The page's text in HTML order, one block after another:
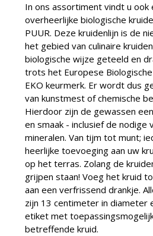
In ons assortiment vindt u ook
overheerlijke biologische
PUUR. Deze kruidenlijn is de
het gebied van culinaire
biologische wijze geteeld en
trots het Europese
EKO keurmerk. Er wordt dus
van kunstmest of chemische
Hierdoor zijn de gewassen
en smaak - inclusief de nodige
mineralen. Van tijm tot munt;
heerlijke toevoeging aan uw
op het terras. Zolang de
grijpen staan! Voeg het kruid
aan een verfrissend drankje.
zijn 13 centimeter in diameter
etiket met
betreffende kruid.